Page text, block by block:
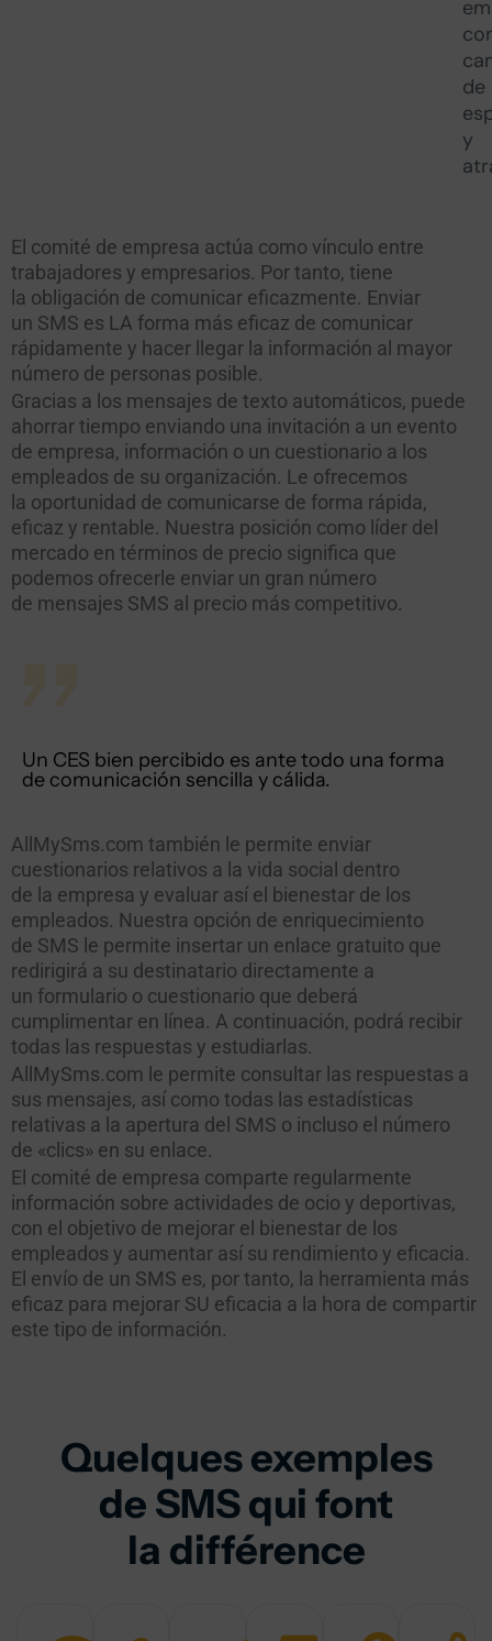
de
y
El comité de empresa actúa como vínculo entre
trabajadores y empresarios. Por tanto, tiene
la obligación de comunicar eficazmente. Enviar
un SMS es LA forma más eficaz de comunicar
rápidamente y hacer llegar la información al mayor
número de personas posible.
Gracias a los mensajes de texto automáticos, puede
ahorrar tiempo enviando una invitación a un evento
de empresa, información o un cuestionario a los
empleados de su organización. Le ofrecemos
la oportunidad de comunicarse de forma rápida,
eficaz y rentable. Nuestra posición como líder del
mercado en términos de precio significa que
podemos ofrecerle enviar un gran número
de mensajes SMS al precio más competitivo.
Un CES bien percibido es ante todo una forma
de comunicación sencilla y cálida.
AllMySms.com también le permite enviar
cuestionarios relativos a la vida social dentro
de la empresa y evaluar así el bienestar de los
empleados. Nuestra opción de enriquecimiento
de SMS le permite insertar un enlace gratuito que
redirigirá a su destinatario directamente a
un formulario o cuestionario que deberá
cumplimentar en línea. A continuación, podrá recibir
todas las respuestas y estudiarlas.
AllMySms.com le permite consultar las respuestas a
sus mensajes, así como todas las estadísticas
relativas a la apertura del SMS o incluso el número
de «clics» en su enlace.
El comité de empresa comparte regularmente
información sobre actividades de ocio y deportivas,
con el objetivo de mejorar el bienestar de los
empleados y aumentar así su rendimiento y eficacia.
El envío de un SMS es, por tanto, la herramienta más
eficaz para mejorar SU eficacia a la hora de compartir
este tipo de información.
Quelques exemples
de SMS qui font
la différence